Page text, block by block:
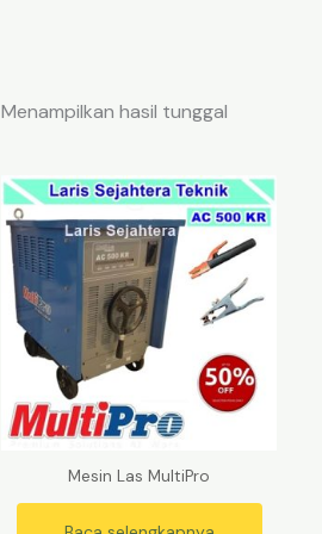
Menampilkan hasil tunggal
Mesin Las MultiPro